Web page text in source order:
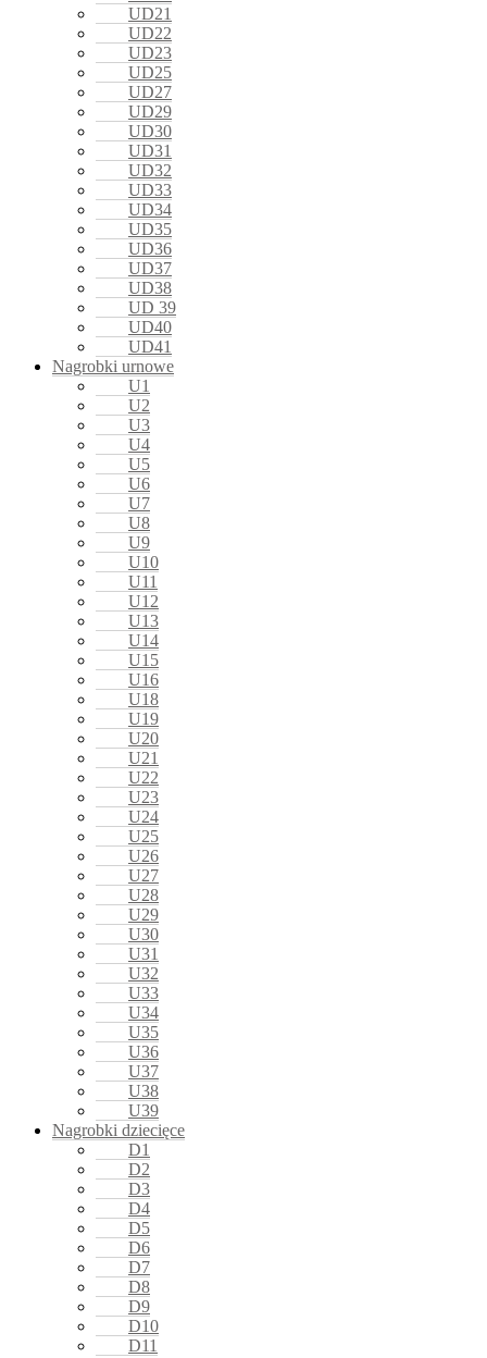
UD21
UD22
UD23
UD25
UD27
UD29
UD30
UD31
UD32
UD33
UD34
UD35
UD36
UD37
UD38
UD 39
UD40
UD41
Nagrobki urnowe
U1
U2
U3
U4
U5
U6
U7
U8
U9
U10
U11
U12
U13
U14
U15
U16
U18
U19
U20
U21
U22
U23
U24
U25
U26
U27
U28
U29
U30
U31
U32
U33
U34
U35
U36
U37
U38
U39
Nagrobki dziecięce
D1
D2
D3
D4
D5
D6
D7
D8
D9
D10
D11